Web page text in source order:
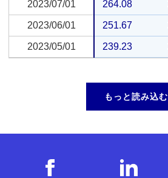
2023/07/01 264.08
2023/06/01 251.67
2023/05/01 239.23
2023/07/01
2023/06/01
2023/05/01
もっと読み込む